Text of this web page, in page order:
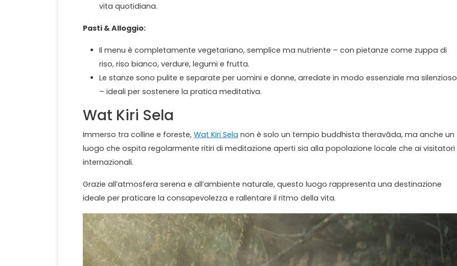
vita quotidiana.
Pasti & Alloggio:
Il menu è completamente vegetariano, semplice ma nutriente – con pietanze come zuppa di
riso, riso bianco, verdure, legumi e frutta.
Le stanze sono pulite e separate per uomini e donne, arredate in modo essenziale ma silenzioso
– ideali per sostenere la pratica meditativa.
Wat Kiri Sela
Immerso tra colline e foreste, Wat Kiri Sela non è solo un tempio buddhista theravāda, ma anche un
luogo che ospita regolarmente ritiri di meditazione aperti sia alla popolazione locale che ai visitatori
internazionali.
Grazie all’atmosfera serena e all’ambiente naturale, questo luogo rappresenta una destinazione
ideale per praticare la consapevolezza e rallentare il ritmo della vita.